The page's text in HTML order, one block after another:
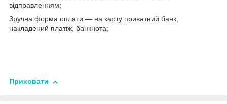
відправленням;
Зручна форма оплати — на карту приватний банк,
накладений платіж, банкнота;
Приховати